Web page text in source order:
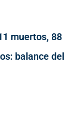
muertos, 88
balance del